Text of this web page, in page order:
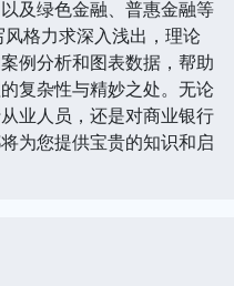
及绿色金融、普惠金融等
格力求深入浅出，理论
例分析和图表数据，帮助
复杂性与精妙之处。无论
业人员，还是对商业银行
为您提供宝贵的知识和启